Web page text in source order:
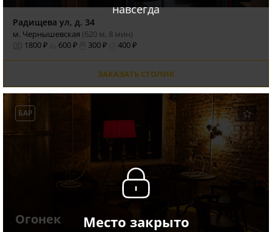
навсегда
Радищева ул, д. 34
м. Чернышевская (620 м, 8 мин)
1800 ₽
600 ₽ 300 ₽ 400 ₽
ЗАКАЗАТЬ СТОЛИК
Место закрыто
БАР
Огонек